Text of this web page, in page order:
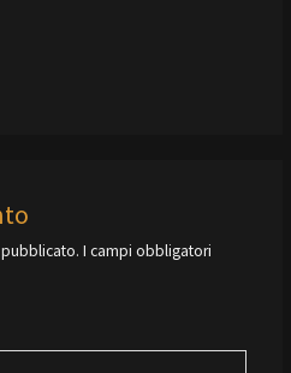
I campi obbligatori